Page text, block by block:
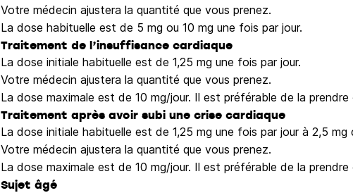
Votre médecin ajustera la quantité que vous prenez.
La dose habituelle est de 5 mg ou 10 mg une fois par jour.
Traitement de l’insuffisance cardiaque
La dose initiale habituelle est de 1,25 mg une fois par jour.
Votre médecin ajustera la quantité que vous prenez.
La dose maximale est de 10 mg/jour. Il est préférable de la prendre
Traitement après avoir subi une crise cardiaque
La dose initiale habituelle est de 1,25 mg une fois par jour à 2,5 mg
Votre médecin ajustera la quantité que vous prenez.
La dose maximale est de 10 mg/jour. Il est préférable de la prendre
Sujet âgé